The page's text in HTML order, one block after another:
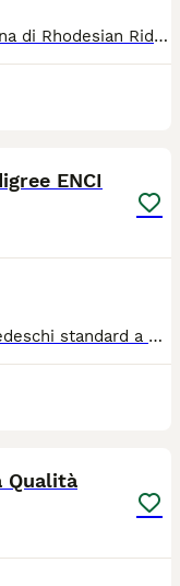
Disponibili subito 3 maschi e 1 femmina di Rhodesian Ridgeback di 80 giorni, nati da accoppiamento selezionato (genitori esenti patologie, visibili e con ottimo carattere). I cuccioli sono cresciuti in casa, socializzati con adulti e bambini. Disponibilità e Prezzi: * Cuccioli in standard: 1000/1.300 € (con Pedigree ENCI, ideali anche per expo/riproduzione). * 1 Cucciolo con nodino alla coda: 700 € (con Pedigree ENCI. Si tratta di una piccolissima scorrettezza unicamente estetica che non influisce sulla salute o sul benessere del cane. Perfetto per chi cerca uno splendido cane da compagnia). I cuccioli vengono ceduti completi di: * Pedigree ENCI di alta genealogia * Microchip inserito e iscrizione anagrafe canina * Libretto sanitario con vaccini e sverminazioni completi * Passaggio di proprietà 📍 Luogo: Palermo (consegna valutabile in tutta Italia). Per agevolarvi con le vacanze, offriamo la possibilità di ospitare il cucciolo qualche giorno in più oltre gli 80 giorni, concordando il ritiro. Garantiamo assistenza post-affido per tutta la vita del cane. Contattaci tramite il sito per foto e video aggiornati! 📷 Instagram: @wildgees2026 📩 E-mail: lbalsamo1@yahoo.it 📱 WhatsApp: 347 608 2699
ENCI
Disponibili dal 4 agosto n.3 bassotti tedeschi standard a pelo corto. N.1 maschio nero focato N.1 femmina nera focata N.1 femmina arlecchina nera focata Padre Eridanus Imperial Squad neo giovane campione italiano di bellezza. Madre Whispering Hope Gang della Parda. Pedigree visionabili. Genitori con campione biologico depositato, verranno ceduti con pedigree ENCI, vaccinazioni, sverminazioni, certificato di buona salute e puppy kit
Qualità